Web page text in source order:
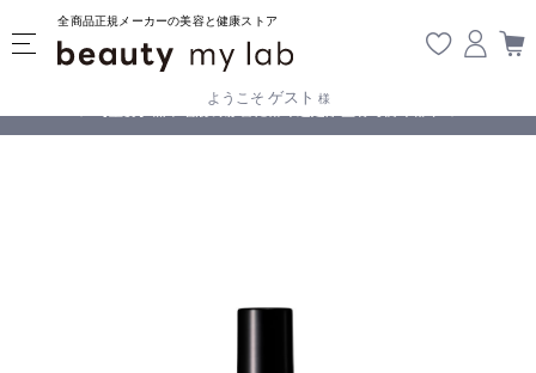
全商品正規メーカーの美容と健康ストア
ようこそ ゲスト 様
【重要】熊本地震の影響により遅延が生じております